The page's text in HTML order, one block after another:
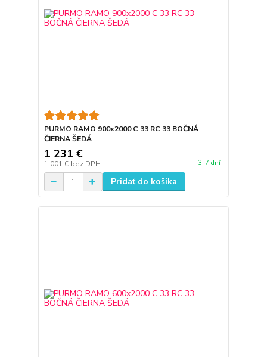
PURMO RAMO 900x2000 C 33 RC 33 BOČNÁ
ČIERNA ŠEDÁ
1 231 €
1 001 € bez DPH 3-7 dní
Pridať do košíka